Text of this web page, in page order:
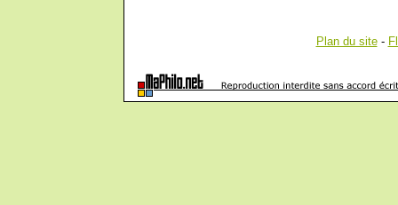
Plan du site-